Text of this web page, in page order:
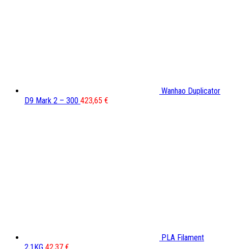
Wanhao Duplicator
D9 Mark 2 – 300 423,65 €
PLA Filament